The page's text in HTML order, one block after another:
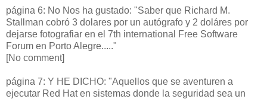
página 6: No Nos ha gustado: "Saber que Richard M.
Stallman cobró 3 dolares por un autógrafo y 2 doláres por
dejarse fotografiar en el 7th international Free Software
Forum en Porto Alegre....."
[No comment]
página 7: Y HE DICHO: "Aquellos que se aventuren a
ejecutar Red Hat en sistemas donde la seguridad sea un